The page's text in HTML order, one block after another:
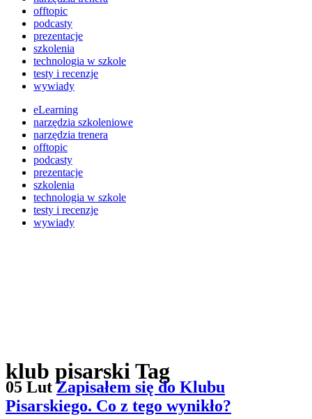
offtopic
podcasty
prezentacje
szkolenia
technologia w szkole
testy i recenzje
wywiady
eLearning
narzędzia szkoleniowe
narzędzia trenera
offtopic
podcasty
prezentacje
szkolenia
technologia w szkole
testy i recenzje
wywiady
klub pisarski Tag
05 Lut Zapisałem się do Klubu
Pisarskiego. Co z tego wynikło?